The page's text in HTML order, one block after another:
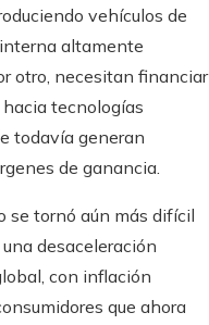
vehículos de
altamente
otro, necesitan financiar
tecnologías
todavía generan
de ganancia.
se tornó aún más difícil
desaceleración
con inflación
que ahora